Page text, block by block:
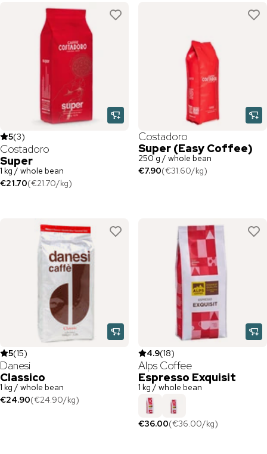
5(3)
Costadoro
Super
1 kg / whole bean
€21.70(€21.70/kg)
Costadoro
Super (Easy Coffee)
250 g / whole bean
€7.90(€31.60/kg)
5(15)
Danesi
Classico
1 kg / whole bean
€24.90(€24.90/kg)
4.9(18)
Alps Coffee
Espresso Exquisit
1 kg / whole bean
€36.00(€36.00/kg)